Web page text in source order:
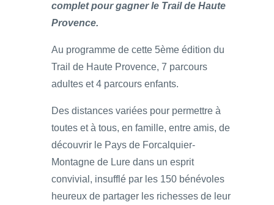
complet pour gagner le Trail de Haute
Provence.
Au programme de cette 5ème édition du
Trail de Haute Provence, 7 parcours
adultes et 4 parcours enfants.
Des distances variées pour permettre à
toutes et à tous, en famille, entre amis, de
découvrir le Pays de Forcalquier-
Montagne de Lure dans un esprit
convivial, insufflé par les 150 bénévoles
heureux de partager les richesses de leur